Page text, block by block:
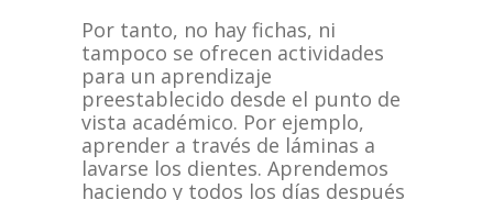
Por tanto, no hay fichas, ni
tampoco se ofrecen actividades
para un aprendizaje
preestablecido desde el punto de
vista académico. Por ejemplo,
aprender a través de láminas a
lavarse los dientes. Aprendemos
haciendo y todos los días después